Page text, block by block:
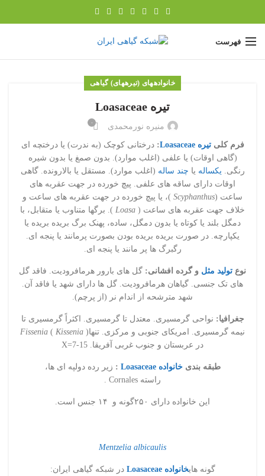
فهرست
خانواده‎های (تیره‎های) گیاهی
تیره Loasaceae
منیره نورمحمدی ۰
فرم کلی تیره Loasaceae :درختانی کوچک (به ندرت) یا درختچه ای
(گاهی اوقات) یا علفی (اغلب موارد). بدون صمغ یا بدون شیره
رنگی. یکساله یا چند ساله (اغلب موارد). مستقل یا بالارونده. گاهی
اوقات دارای ساقه های علفی. پیچ خورده در جهت عقربه های
ساعت (Scyphanthus )، یا پیچ خورده در جهت عقربه های ساعت و
خلاف جهت عقربه های ساعت ( Loasa ). برگها متناوب یا متقابل، با
دمگل بلند یا کوتاه یا بدون دمگل، ساده، پهنک برگ بریده بریده یا
یکپارچه. در صورت بریده بریده بودن بصورت پرمانند یا پنجه ای.
رگبرگ ها پر مانند یا پنجه ای.
نوع تولید مثل و گرده افشانی: گل های بارور هرمافرودیت. فاقد گل
های تک جنسی. گیاهان هرمافرودیت. گل ها دارای شهد یا فاقد آن.
شهد مترشحه از اندام نر (از پرچم).
جغرافیا: نواحی گرمسیری. معتدل تا گرمسیری. اکثراً گرمسیری تا
نیمه گرمسیری. امریکای جنوبی و مرکزی. تنها
Fissenia ( Kissenia )
در عربستان و جنوب غربی آفریقا. X=7-15
طبقه بندیخانواده Loasaceae : زیر رده دولپه ای ها،
راسته Cornales .
این خانواده دارای ۲۵۰گونه و ۱۴ جنس است.
Mentzelia albicaulis
گونه هایخانواده Loasaceae در شبکه گیاهی ایران: